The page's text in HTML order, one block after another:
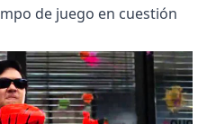
de juego en cuestión